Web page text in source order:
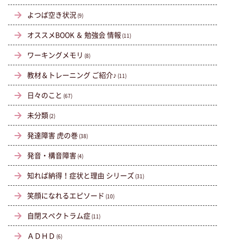
よつば空き状況 (9)
オススメBOOK ＆ 勉強会 情報 (11)
ワーキングメモリ (8)
教材＆トレーニング ご紹介♪ (11)
日々のこと (67)
未分類 (2)
発達障害 虎の巻 (38)
発音・構音障害 (4)
知れば納得！症状と理由 シリーズ (31)
笑顔になれるエピソード (10)
自閉スペクトラム症 (11)
ＡＤＨＤ (6)